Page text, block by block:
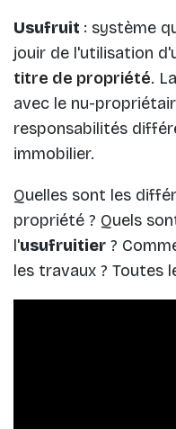
Usufruit : système
jouir de l'utilisation
titre de propriété.
avec le nu-
responsabilités
immobilier.
Quelles sont les
propriété ? Quels
l'usufruitier ?
les travaux ? Toutes